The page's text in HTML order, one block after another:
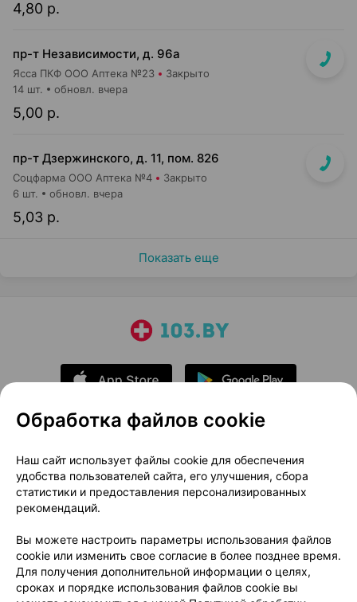
4,80 р.
пр-т Независимости, д. 96а
Ясса ПКФ ООО Аптека №23 Закрыто
5,00 р.
14 шт. обновл. вчера
пр-т Дзержинского, д. 11, пом. 826
Соцфарма ООО Аптека №4 Закрыто
5,03 р.
6 шт. обновл. вчера
Показать еще
О проекте
Новости проекта
Размещение рекламы
Медицинский маркетинг
Публичный договор
Доставка
Способы оплаты
Вакансии
Партнеры
Написать руководителю 103.by
Написать в поддержку
Обработка файлов cookie
Наш сайт использует файлы cookie для обеспечения
удобства пользователей сайта, его улучшения, сбора
статистики и предоставления персонализированных
рекомендаций.
Вы можете настроить параметры использования файлов
cookie или изменить свое согласие в более позднее время.
Для получения дополнительной информации о целях,
сроках и порядке использования файлов cookie вы